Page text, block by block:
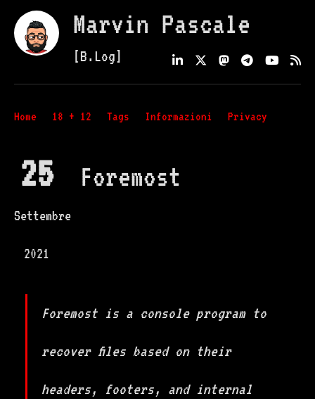
Marvin Pascale
[B.Log]
Home 18 + 12 Tags Informazioni Privacy
25
Settembre
2021
Foremost
Foremost is a console program to
recover files based on their
headers, footers, and internal